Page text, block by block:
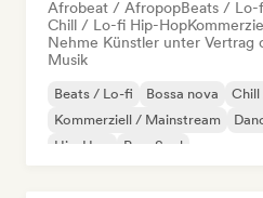
Afrobeat / AfropopBeats / Lo-
Chill / Lo-fi Hip-Hop
Nehme Künstler unter Vertrag
Musik
Beats / Lo-fi Bossa nova
Kommerziell / Mainstream
Hip-Hop
Pop-Soul